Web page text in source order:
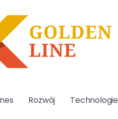
Rozwój Technologie